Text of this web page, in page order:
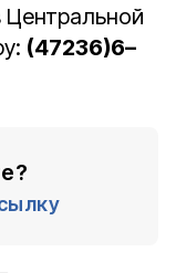
Центральной
(47236)6–